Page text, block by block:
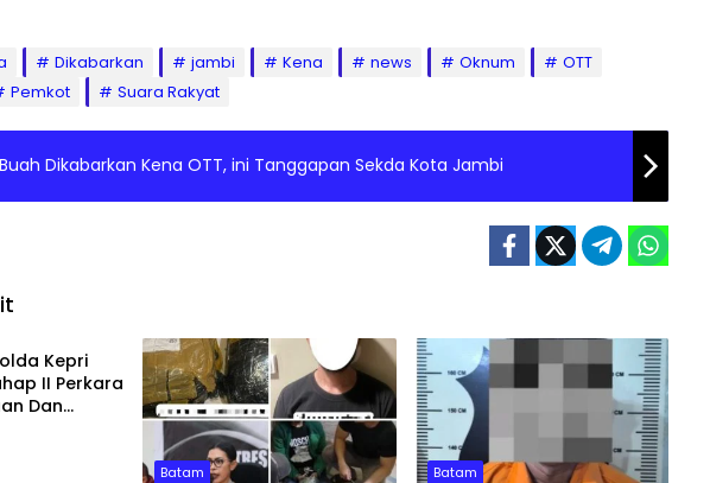
Dikabarkan jambi Kena news Oknum
OTT
Pemkot Suara Rakyat
Dikabarkan Kena OTT, ini Tanggapan Sekda Kota Jambi
Kepri
II Perkara
Dan
Batam Batam